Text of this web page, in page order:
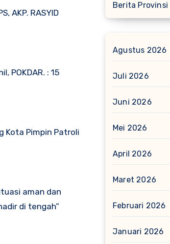
AKP. RASYID
POKDAR. : 15
Kota Pimpin Patroli
aman dan
di tengah”
Berita Provinsi
Agustus 2026
Juli 2026
Juni 2026
Mei 2026
April 2026
Maret 2026
Februari 2026
Januari 2026